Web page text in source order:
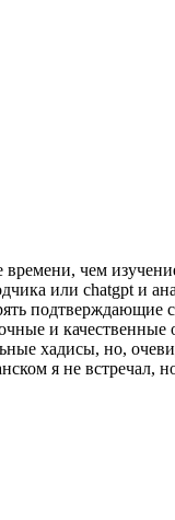
чем
или chatgpt и
и качественные
хадисы, но,
я не встречал,